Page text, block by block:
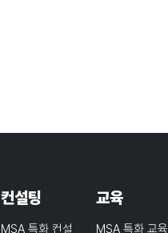
컨설팅
MSA 특화 컨설
교육
MSA 특화 교육